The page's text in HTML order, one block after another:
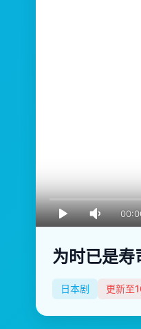
为时已是寿
日本剧 更新至